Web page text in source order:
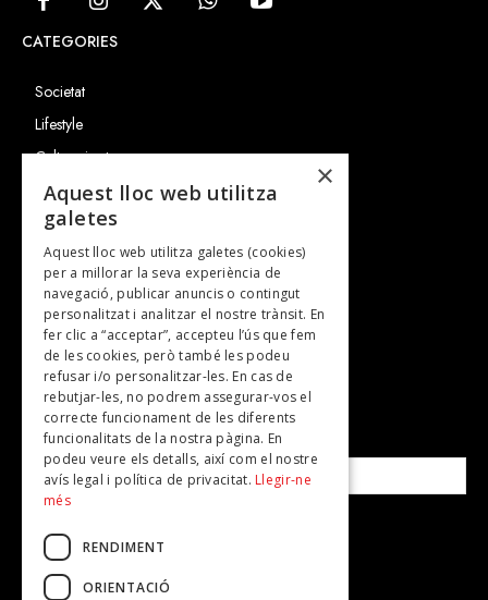
CATEGORIES
Societat
Lifestyle
Cultura i art
Entrevistes
Gastronomia
TV
Plans per fer
Revistes
SUBSCRIU-TE A LA NOSTRA NEWSLETTER!
Correu electrònic*
Accepto lapolítica de privacitat
×
Aquest lloc web utilitza
galetes
Aquest lloc web utilitza galetes (cookies)
per a millorar la seva experiència de
navegació, publicar anuncis o contingut
personalitzat i analitzar el nostre trànsit. En
fer clic a “acceptar”, accepteu l’ús que fem
de les cookies, però també les podeu
refusar i/o personalitzar-les. En cas de
rebutjar-les, no podrem assegurar-vos el
correcte funcionament de les diferents
funcionalitats de la nostra pàgina. En
podeu veure els detalls, així com el nostre
avís legal i política de privacitat. Llegir-ne
més
RENDIMENT
ORIENTACIÓ